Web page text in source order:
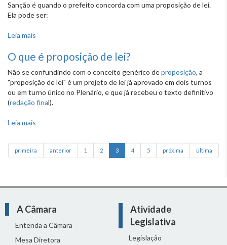
Sanção é quando o prefeito concorda com uma proposição de lei.
Ela pode ser:
Leia mais
O que é proposição de lei?
Não se confundindo com o conceito genérico deproposição, a
"proposição de lei" é um projeto de lei já aprovado em dois turnos
ou em turno único no Plenário, e que já recebeu o texto definitivo
(redação final).
Leia mais
primeira anterior 1 2 3 4 5 próxima última
A Câmara
Entenda a Câmara
Mesa Diretora
Atividade
Legislativa
Legislação